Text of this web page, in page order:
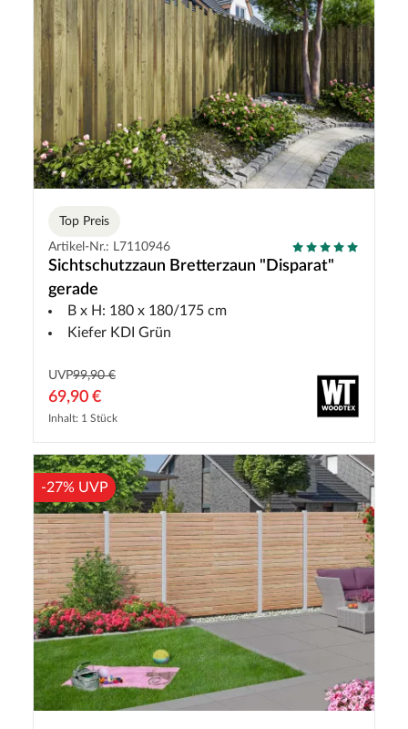
Top Preis
Artikel-Nr.: L7110946
Sichtschutzzaun Bretterzaun "Disparat"
gerade
B x H: 180 x 180/175 cm
Kiefer KDI Grün
UVP99,90 €
69,90 €
Inhalt: 1 Stück
-27% UVP